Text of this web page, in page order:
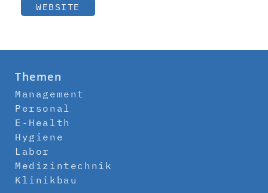
WEBSITE
Themen
Management
Personal
E-Health
Hygiene
Labor
Medizintechnik
Klinikbau